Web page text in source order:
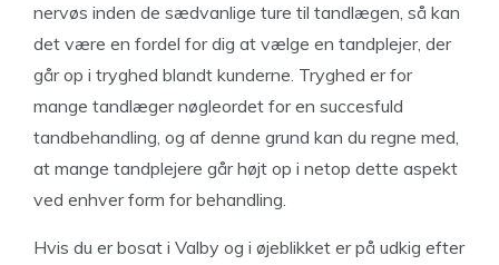
nervøs inden de sædvanlige ture til tandlægen, så kan
det være en fordel for dig at vælge en tandplejer, der
går op i tryghed blandt kunderne. Tryghed er for
mange tandlæger nøgleordet for en succesfuld
tandbehandling, og af denne grund kan du regne med,
at mange tandplejere går højt op i netop dette aspekt
ved enhver form for behandling.
Hvis du er bosat i Valby og i øjeblikket er på udkig efter